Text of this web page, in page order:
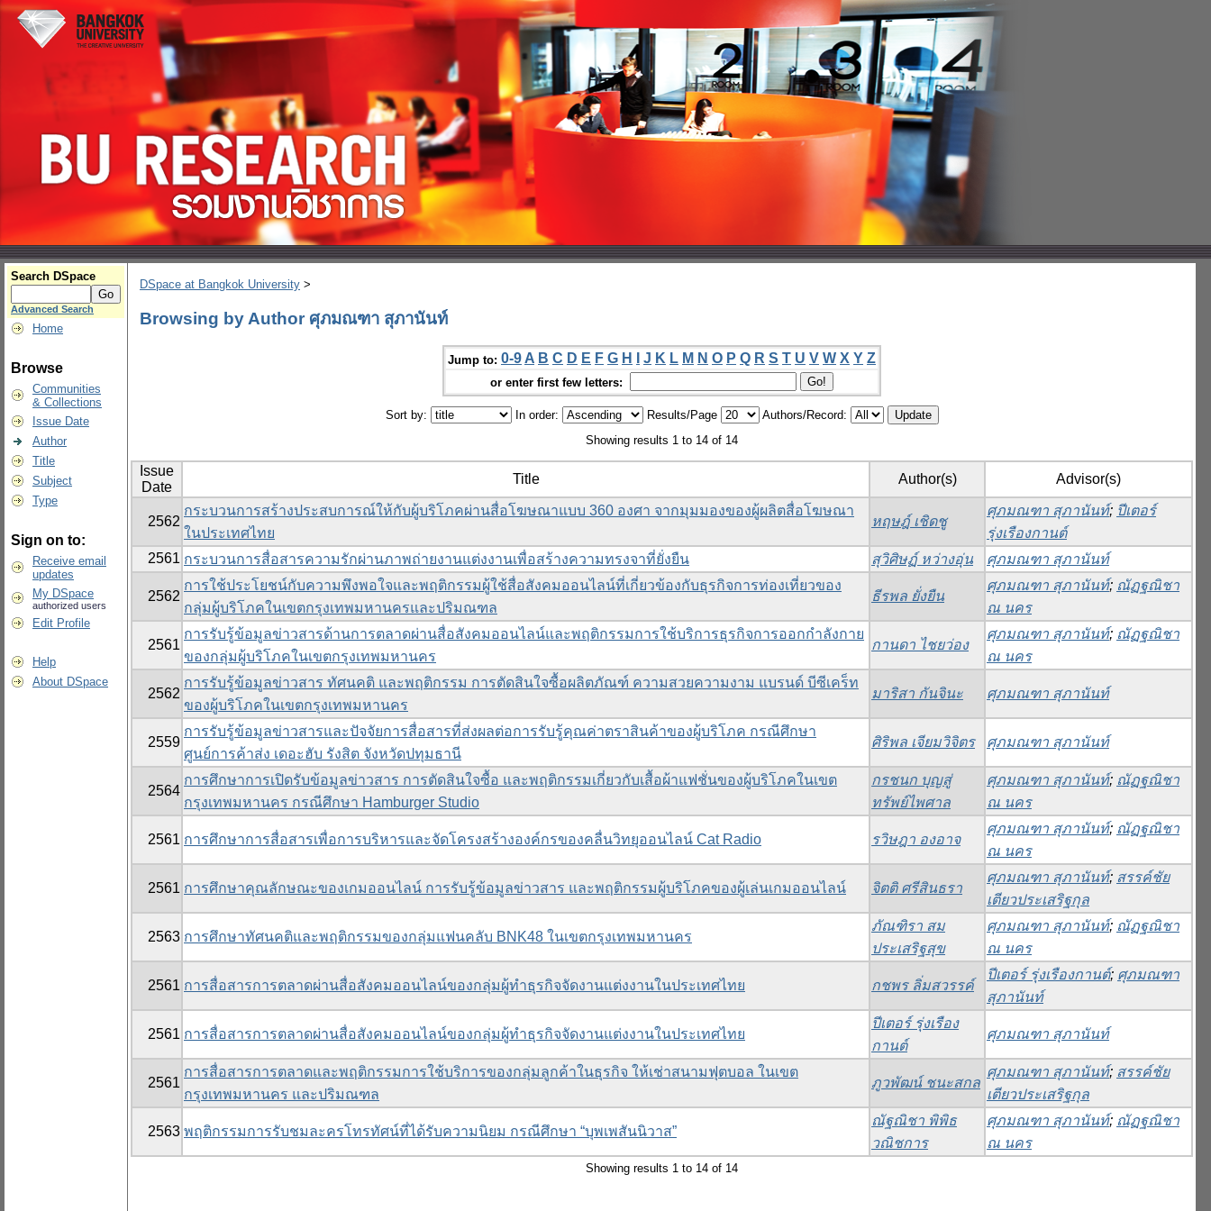
Search DSpace
Advanced Search
Home
Browse
Communities
& Collections
Issue Date
Author
Title
Subject
Type
Sign on to:
Receive email
updates
My DSpace
authorized users
Edit Profile
Help
About DSpace
DSpace at Bangkok University >
Browsing by Author ศุภมณฑา สุภานันท์
Jump to: 0-9 A B C D E F G H J K L M N O P Q R S T U V W X Y Z
or enter first few letters:
Sort by: In order: Results/Page
Authors/Record:
Showing results 1 to 14 of 14
Issue
Date
Title Author(s) Advisor(s)
2562
กระบวนการสร้างประสบการณ์ให้กับผู้บริโภคผ่านสื่อโฆษณาแบบ 360 องศา จากมุมมองของผู้ผลิตสื่อโฆษณา
ในประเทศไทย
หฤษฎ์ เชิดชู
ศุภมณฑา สุภานันท์; ปีเตอร์
รุ่งเรืองกานต์
2561 กระบวนการสื่อสารความรักผ่านภาพถ่ายงานแต่งงานเพื่อสร้างความทรงจาที่ยั่งยืน สุวิศิษฏ์ หว่างอุ่น ศุภมณฑา สุภานันท์
2562
การใช้ประโยชน์กับความพึงพอใจและพฤติกรรมผู้ใช้สื่อสังคมออนไลน์ที่เกี่ยวข้องกับธุรกิจการท่องเที่ยวของ
กลุ่มผู้บริโภคในเขตกรุงเทพมหานครและปริมณฑล
ธีรพล ยั่งยืน
ศุภมณฑา สุภานันท์; ณัฏฐณิชา
ณ นคร
2561
การรับรู้ข้อมูลข่าวสารด้านการตลาดผ่านสื่อสังคมออนไลน์และพฤติกรรมการใช้บริการธุรกิจการออกกำลังกาย
ของกลุ่มผู้บริโภคในเขตกรุงเทพมหานคร
กานดา ไชยว่อง
ศุภมณฑา สุภานันท์; ณัฏฐณิชา
ณ นคร
2562
การรับรู้ข้อมูลข่าวสาร ทัศนคติ และพฤติกรรม การตัดสินใจซื้อผลิตภัณฑ์ ความสวยความงาม แบรนด์ บีซีเคร็ท
ของผู้บริโภคในเขตกรุงเทพมหานคร
มาริสา กันจินะ ศุภมณฑา สุภานันท์
2559
การรับรู้ข้อมูลข่าวสารและปัจจัยการสื่อสารที่ส่งผลต่อการรับรู้คุณค่าตราสินค้าของผู้บริโภค กรณีศึกษา
ศูนย์การค้าส่ง เดอะฮับ รังสิต จังหวัดปทุมธานี
ศิริพล เจียมวิจิตร ศุภมณฑา สุภานันท์
2564
การศึกษาการเปิดรับข้อมูลข่าวสาร การตัดสินใจซื้อ และพฤติกรรมเกี่ยวกับเสื้อผ้าแฟชั่นของผู้บริโภคในเขต
กรุงเทพมหานคร กรณีศึกษา Hamburger Studio
กรชนก บุญสู่
ทรัพย์ไพศาล
ศุภมณฑา สุภานันท์; ณัฏฐณิชา
ณ นคร
2561 การศึกษาการสื่อสารเพื่อการบริหารและจัดโครงสร้างองค์กรของคลื่นวิทยุออนไลน์ Cat Radio รวิษฎา องอาจ
ศุภมณฑา สุภานันท์; ณัฏฐณิชา
ณ นคร
2561 การศึกษาคุณลักษณะของเกมออนไลน์ การรับรู้ข้อมูลข่าวสาร และพฤติกรรมผู้บริโภคของผู้เล่นเกมออนไลน์ จิตติ ศรีสินธรา
ศุภมณฑา สุภานันท์; สรรค์ชัย
เตียวประเสริฐกุล
2563 การศึกษาทัศนคติและพฤติกรรมของกลุ่มแฟนคลับ BNK48 ในเขตกรุงเทพมหานคร
ภัณฑิรา สม
ประเสริฐสุข
ศุภมณฑา สุภานันท์; ณัฏฐณิชา
ณ นคร
2561 การสื่อสารการตลาดผ่านสื่อสังคมออนไลน์ของกลุ่มผู้ทำธุรกิจจัดงานแต่งงานในประเทศไทย กชพร ลิ่มสวรรค์
ปีเตอร์ รุ่งเรืองกานต์; ศุภมณฑา
สุภานันท์
2561 การสื่อสารการตลาดผ่านสื่อสังคมออนไลน์ของกลุ่มผู้ทำธุรกิจจัดงานแต่งงานในประเทศไทย
ปีเตอร์ รุ่งเรือง
กานต์
ศุภมณฑา สุภานันท์
2561
การสื่อสารการตลาดและพฤติกรรมการใช้บริการของกลุ่มลูกค้าในธุรกิจ ให้เช่าสนามฟุตบอล ในเขต
กรุงเทพมหานคร และปริมณฑล
ภูวพัฒน์ ชนะสกล
ศุภมณฑา สุภานันท์; สรรค์ชัย
เตียวประเสริฐกุล
2563 พฤติกรรมการรับชมละครโทรทัศน์ที่ได้รับความนิยม กรณีศึกษา “บุพเพสันนิวาส”
ณัฐณิชา พิพิธ
วณิชการ
ศุภมณฑา สุภานันท์; ณัฏฐณิชา
ณ นคร
Showing results 1 to 14 of 14